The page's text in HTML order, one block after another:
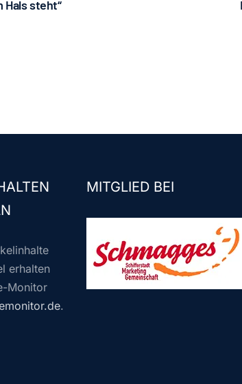
Hals steht“
erhalten
Monitor
.
MITGLIED BEI